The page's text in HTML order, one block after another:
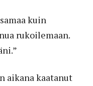
kuin
rukoilemaan.
aikana kaatanut